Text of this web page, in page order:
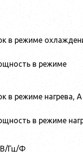
в режиме
в режиме
в режиме нагрева, А
в режиме
В/Гц/Ф